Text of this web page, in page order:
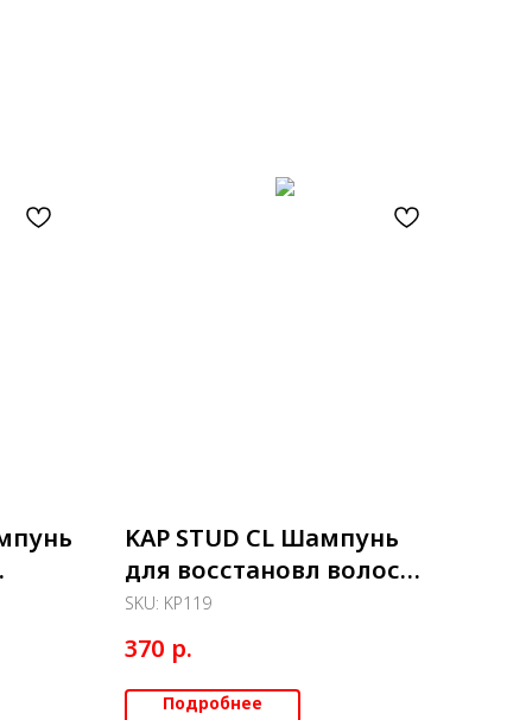
KAP STUD CL Шампунь
для восстановл волос
"Profound re" 350 мл
SKU: KP119
370 р.
Подробнее